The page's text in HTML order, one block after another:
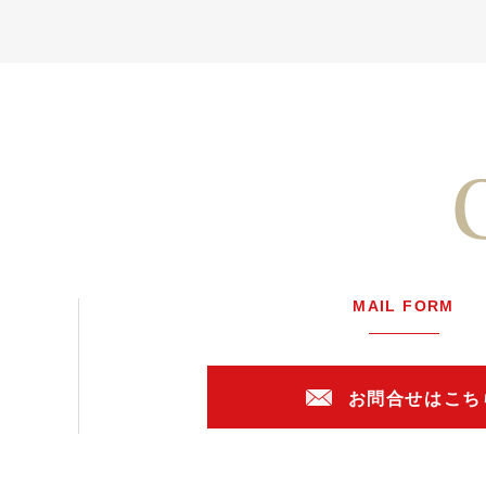
MAIL FORM
お問合せはこち